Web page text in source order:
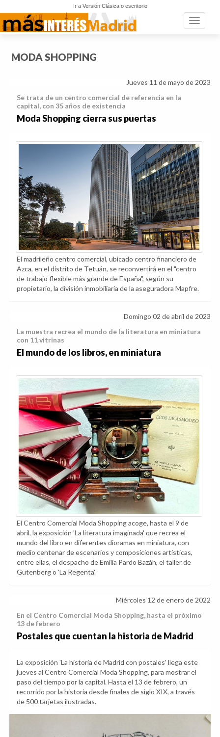
Ir a Versión Clásica o escritorio
Toggle
MODA SHOPPING
Jueves 11 de mayo de 2023
Se trata de un centro comercial de referencia en la
capital, con 35 años de existencia
Moda Shopping cierra sus puertas
El madrileño centro comercial, ubicado centro financiero de
Azca, en el distrito de Tetuán, se reconvertirá en el "centro
de trabajo flexible más grande de España", según su
propietario, la división inmobiliaria de la aseguradora Mapfre.
Domingo 02 de abril de 2023
La muestra recrea el mundo de la literatura en miniatura
con 11 vitrinas
El mundo de los libros, en miniatura
El Centro Comercial Moda Shopping acoge, hasta el 9 de
abril, la exposición 'La literatura imaginada' que recrea el
mundo del libro en diferentes dioramas en miniatura, con
medio centenar de escenarios y composiciones artísticas,
entre ellas, el despacho de Emilia Pardo Bazán, el taller de
Gutenberg o 'La Regenta'.
Miércoles 12 de enero de 2022
En el Centro Comercial Moda Shopping, hasta el próximo
13 de febrero
Postales que cuentan la historia de Madrid
La exposición 'La historia de Madrid con postales' llega este
jueves al Centro Comercial Moda Shopping, para mostrar el
paso del tiempo por la capital. Hasta el 13 de febrero, un
recorrido por la historia desde finales de siglo XIX, a través
de 500 tarjetas ilustradas.